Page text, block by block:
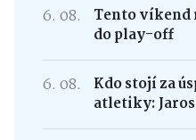
6. 08.
Tento víkend
do play-off
6. 08.
Kdo stojí za
atletiky: